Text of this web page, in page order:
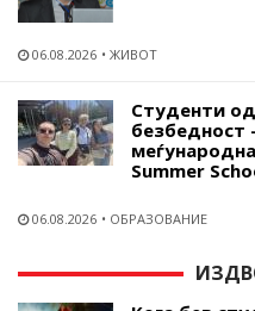
06.08.2026 ЖИВОТ
Студенти
безбедност
Summer
06.08.2026 ОБРАЗОВАНИЕ